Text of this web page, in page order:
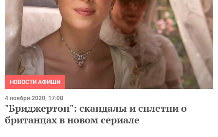
НОВОСТИ АФИШИ
4 ноября 2020, 17:08
"Бриджертон": скандалы и сплетни о
британцах в новом сериале